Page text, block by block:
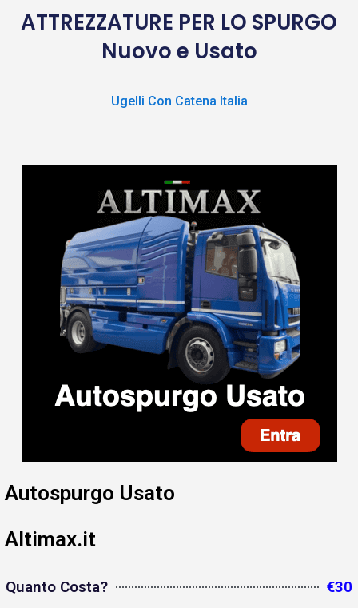
ATTREZZATURE PER LO SPURGO
Nuovo e Usato
Ugelli Con Catena Italia
Autospurgo Usato
Altimax.it
Quanto Costa? €30